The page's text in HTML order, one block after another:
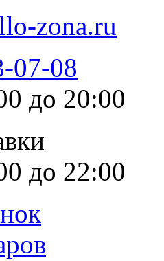
zona.ru
07-08
до 20:00
до 22:00